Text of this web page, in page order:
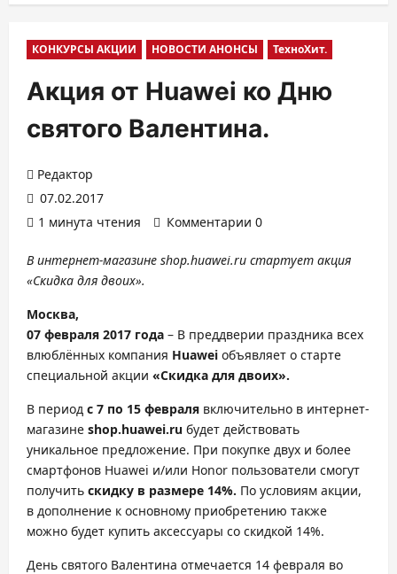
КОНКУРСЫ АКЦИИ НОВОСТИ АНОНСЫ ТехноХит.
Акция от Huawei ко Дню
святого Валентина.
Редактор
07.02.2017
1 минута чтения
Комментарии 0
В интернет-магазине shop.huawei.ru стартует акция
«Скидка для двоих».
Москва,
07 февраля 2017 года – В преддверии праздника всех
влюблённых компания Huawei объявляет о старте
специальной акции «Скидка для двоих».
В период с 7 по 15 февраля включительно в интернет-
магазине shop.huawei.ru будет действовать
уникальное предложение. При покупке двух и более
смартфонов Huawei и/или Honor пользователи смогут
получить скидку в размере 14%. По условиям акции,
в дополнение к основному приобретению также
можно будет купить аксессуары со скидкой 14%.
День святого Валентина отмечается 14 февраля во